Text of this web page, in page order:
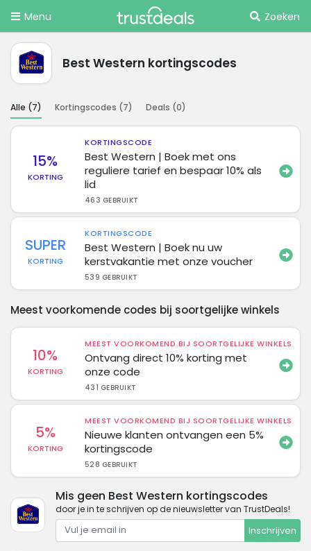
Menu Zoeken
Best Western kortingscodes
Alle (7) Kortingscodes (7) Deals (0)
15%
KORTING
KORTINGSCODE
Best Western | Boek met ons
reguliere tarief en bespaar 10% als
lid
463 GEBRUIKT
SUPER
KORTING
KORTINGSCODE
Best Western | Boek nu uw
kerstvakantie met onze voucher
539 GEBRUIKT
Meest voorkomende codes bij soortgelijke winkels
10%
KORTING
MEEST VOORKOMEND BIJ SOORTGELIJKE WINKELS
Ontvang direct 10% korting met
onze code
431 GEBRUIKT
5%
KORTING
MEEST VOORKOMEND BIJ SOORTGELIJKE WINKELS
Nieuwe klanten ontvangen een 5%
kortingscode
528 GEBRUIKT
Mis geen Best Western kortingscodes
door je in te schrijven op de nieuwsletter van TrustDeals!
Inschrijven